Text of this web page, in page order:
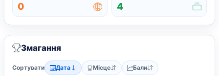
0 4
Змагання
Сортувати Дата Місце Бали